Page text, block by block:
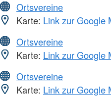
Ortsvereine
Karte: Link zur Google
Ortsvereine
Karte: Link zur Google
Ortsvereine
Karte: Link zur Google